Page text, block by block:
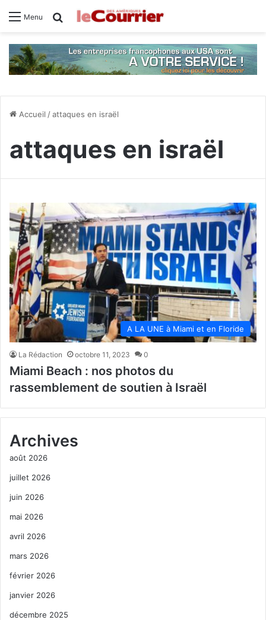
Menu Rechercher
Accueil /attaques en israël
attaques en israël
A LA UNE à Miami et en Floride
La Rédaction octobre 11, 2023 0
Miami Beach : nos photos du
rassemblement de soutien à Israël
Archives
août 2026
juillet 2026
juin 2026
mai 2026
avril 2026
mars 2026
février 2026
janvier 2026
décembre 2025